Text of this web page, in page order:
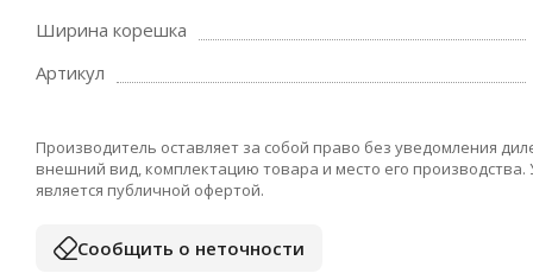
Ширина корешка
Артикул
Производитель оставляет за собой право без уведомления
внешний вид, комплектацию товара и место его
является публичной офертой.
Сообщить о неточности